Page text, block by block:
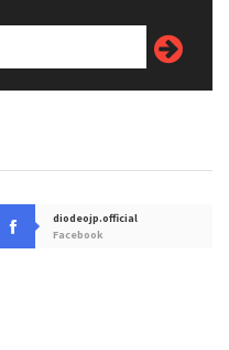
diodeojp.official
Facebook